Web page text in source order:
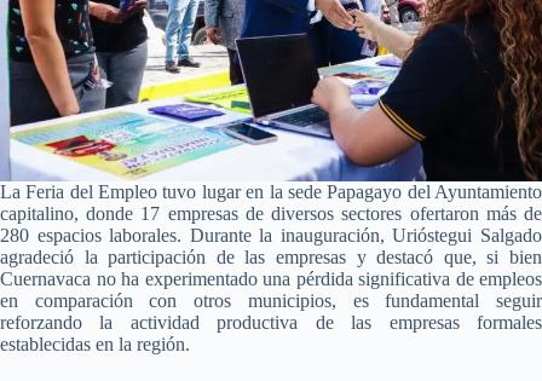
La Feria del Empleo tuvo lugar en la sede Papagayo del Ayuntamiento
capitalino, donde 17 empresas de diversos sectores ofertaron más de
280 espacios laborales. Durante la inauguración, Urióstegui Salgado
agradeció la participación de las empresas y destacó que, si bien
Cuernavaca no ha experimentado una pérdida significativa de empleos
en comparación con otros municipios, es fundamental seguir
reforzando la actividad productiva de las empresas formales
establecidas en la región.